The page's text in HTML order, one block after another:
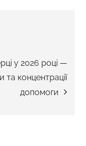
у 2026 році —
та концентрації
допомоги